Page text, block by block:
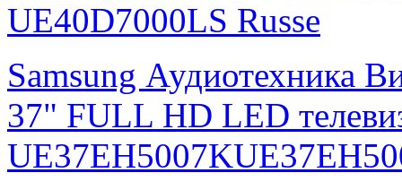
UE40D7000LS Russe
Samsung Аудиотехника
37" FULL HD LED